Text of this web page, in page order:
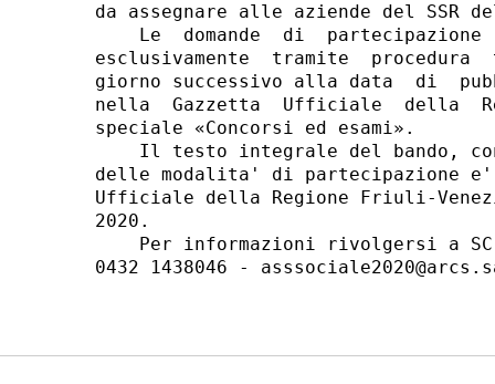
da assegnare alle aziende del SSR
Le  domande  di  partecipazione
esclusivamente  tramite
giorno successivo alla data  di
nella  Gazzetta  Ufficiale  della
speciale «Concorsi ed esami».
Il testo integrale del bando,
delle modalita' di partecipazione
Ufficiale della Regione Friuli-
2020.
Per informazioni rivolgersi a
0432 1438046 -